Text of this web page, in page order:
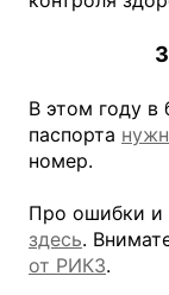
В этом году в
паспорта
номер.
Про ошибки и
здесь.
от РИКЗ.